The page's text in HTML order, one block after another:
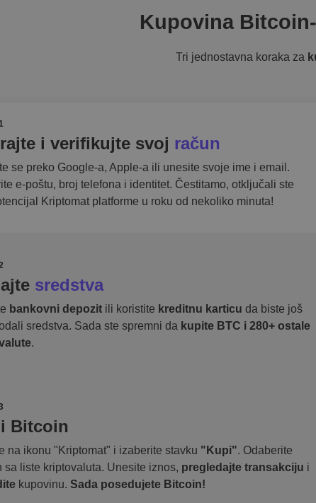
Kupovina
Tri jednostavna koraka za
i verifikujte svoj račun
se preko Google-a, Apple-a ili unesite svoje ime i email.
e-poštu, broj telefona i identitet. Čestitamo, otključali ste
Kriptomat platforme u roku od nekoliko minuta!
sredstva
bankovni depozit ili koristite kreditnu karticu da biste još
sredstva. Sada ste spremni da kupite BTC i 280+ ostale
.
Bitcoin
na ikonu "Kriptomat" i izaberite stavku "Kupi". Odaberite
sa liste kriptovaluta. Unesite iznos, pregledajte transakciju i
kupovinu. Sada posedujete Bitcoin!